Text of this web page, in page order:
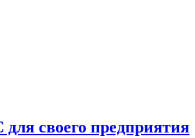
своего предприятия